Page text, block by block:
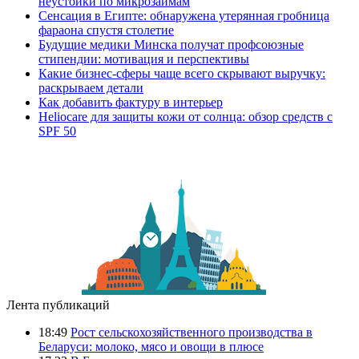
Сенсация в Египте: обнаружена утерянная гробница
фараона спустя столетие
Будущие медики Минска получат профсоюзные
стипендии: мотивация и перспективы
Какие бизнес-сферы чаще всего скрывают выручку:
раскрываем детали
Как добавить фактуру в интерьер
Heliocare для защиты кожи от солнца: обзор средств с
SPF 50
Лента публикаций
18:49 Рост сельскохозяйственного производства в
Беларуси: молоко, мясо и овощи в плюсе